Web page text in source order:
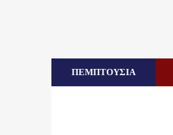
ΠΕΜΠΤΟΥΣΙΑ